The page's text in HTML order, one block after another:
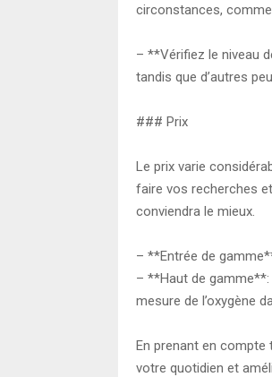
circonstances,
– **Vérifiez le niveau
tandis que d’autres
### Prix
Le prix varie
faire vos recherches
conviendra le mieux.
– **Entrée de
– **Haut de
mesure de l’oxygène
En prenant en
votre quotidien et